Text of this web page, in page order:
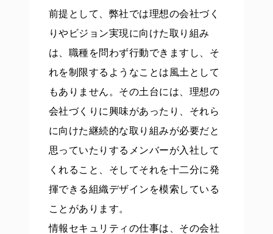
前提として、弊社では理想の会社づく
りやビジョン実現に向けた取り組み
は、職種を問わず行動できますし、そ
れを制限するようなことは風土として
もありません。その土台には、理想の
会社づくりに興味があったり、それら
に向けた継続的な取り組みが必要だと
思っていたりするメンバーが入社して
くれること、そしてそれを十二分に発
揮できる組織デザインを模索している
ことがあります。
情報セキュリティの仕事は、その会社